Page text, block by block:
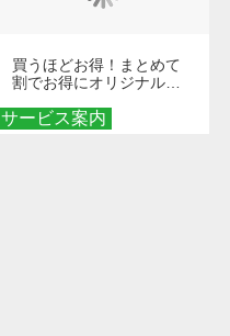
サービス案内
買うほどお得！まとめて
割でお得にオリジナルグ